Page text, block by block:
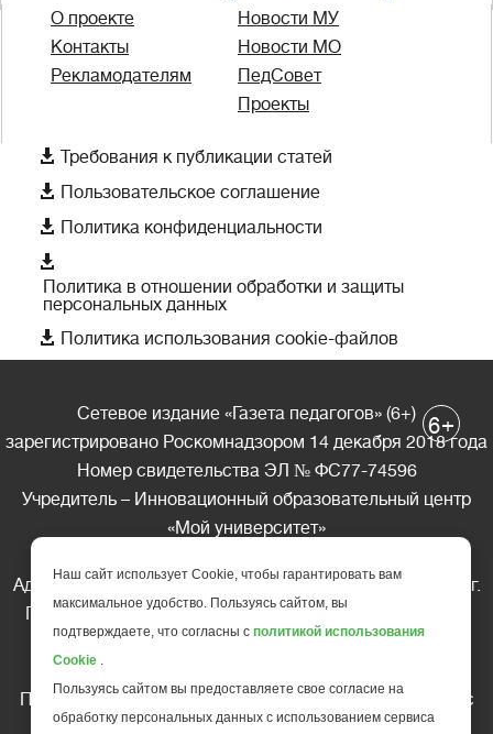
О проекте
Контакты
Рекламодателям
Новости МУ
Новости МО
ПедСовет
Проекты
 Требования к публикации статей
 Пользовательское соглашение
 Политика конфиденциальности

Политика в отношении обработки и защиты
персональных данных
 Политика использования cookie-файлов
Сетевое издание «Газета педагогов» (6+)
зарегистрировано Роскомнадзором 14 декабря 2018 года
Номер свидетельства ЭЛ № ФС77-74596
Учредитель – Инновационный образовательный центр
«Мой университет»
Адрес редакции: 185035 Россия, Республика Карелия, г.
Петрозаводск, ул. Фридриха Энгельса д.10, офис 211
Телефон редакции: +7 (499) 685-10-45
Перепечатка материалов газеты допускается только c
письменного разрешения редакции
6+
Наш сайт использует Cookie, чтобы гарантировать вам
максимальное удобство. Пользуясь сайтом, вы
подтверждаете, что согласны с политикой использования
Cookie .
Пользуясь сайтом вы предоставляете свое согласие на
обработку персональных данных с использованием сервиса